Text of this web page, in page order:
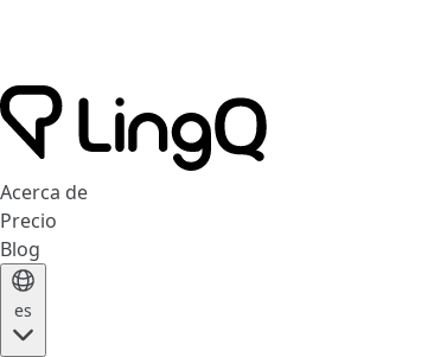
Acerca de
Precio
Blog
es